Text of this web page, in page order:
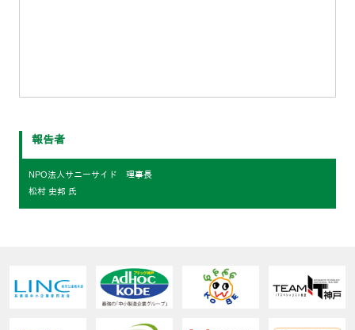
報告者
NPO法人サニーサイド 理事長
松村 史邦 氏